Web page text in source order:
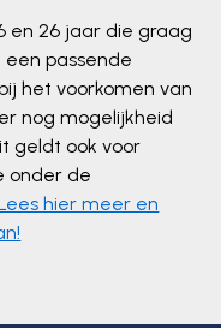
en 26 jaar die graag
een passende
het voorkomen van
nog mogelijkheid
geldt ook voor
onder de
hier meer en